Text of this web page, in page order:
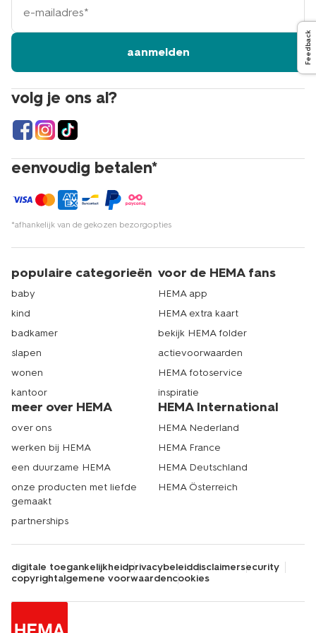
volg je ons al?
eenvoudig betalen*
*afhankelijk van de gekozen bezorgopties
mailadres
aanmelden
populaire categorieën
baby
kind
badkamer
slapen
wonen
kantoor
voor de HEMA fans
HEMA app
HEMA extra kaart
bekijk HEMA folder
actievoorwaarden
HEMA fotoservice
inspiratie
meer over HEMA
over ons
werken bij HEMA
een duurzame HEMA
onze producten met liefde
gemaakt
partnerships
HEMA International
HEMA Nederland
HEMA France
HEMA Deutschland
HEMA Österreich
digitale toegankelijkheidprivacybeleiddisclaimersecurity
copyrightalgemene voorwaardencookies
Feedback